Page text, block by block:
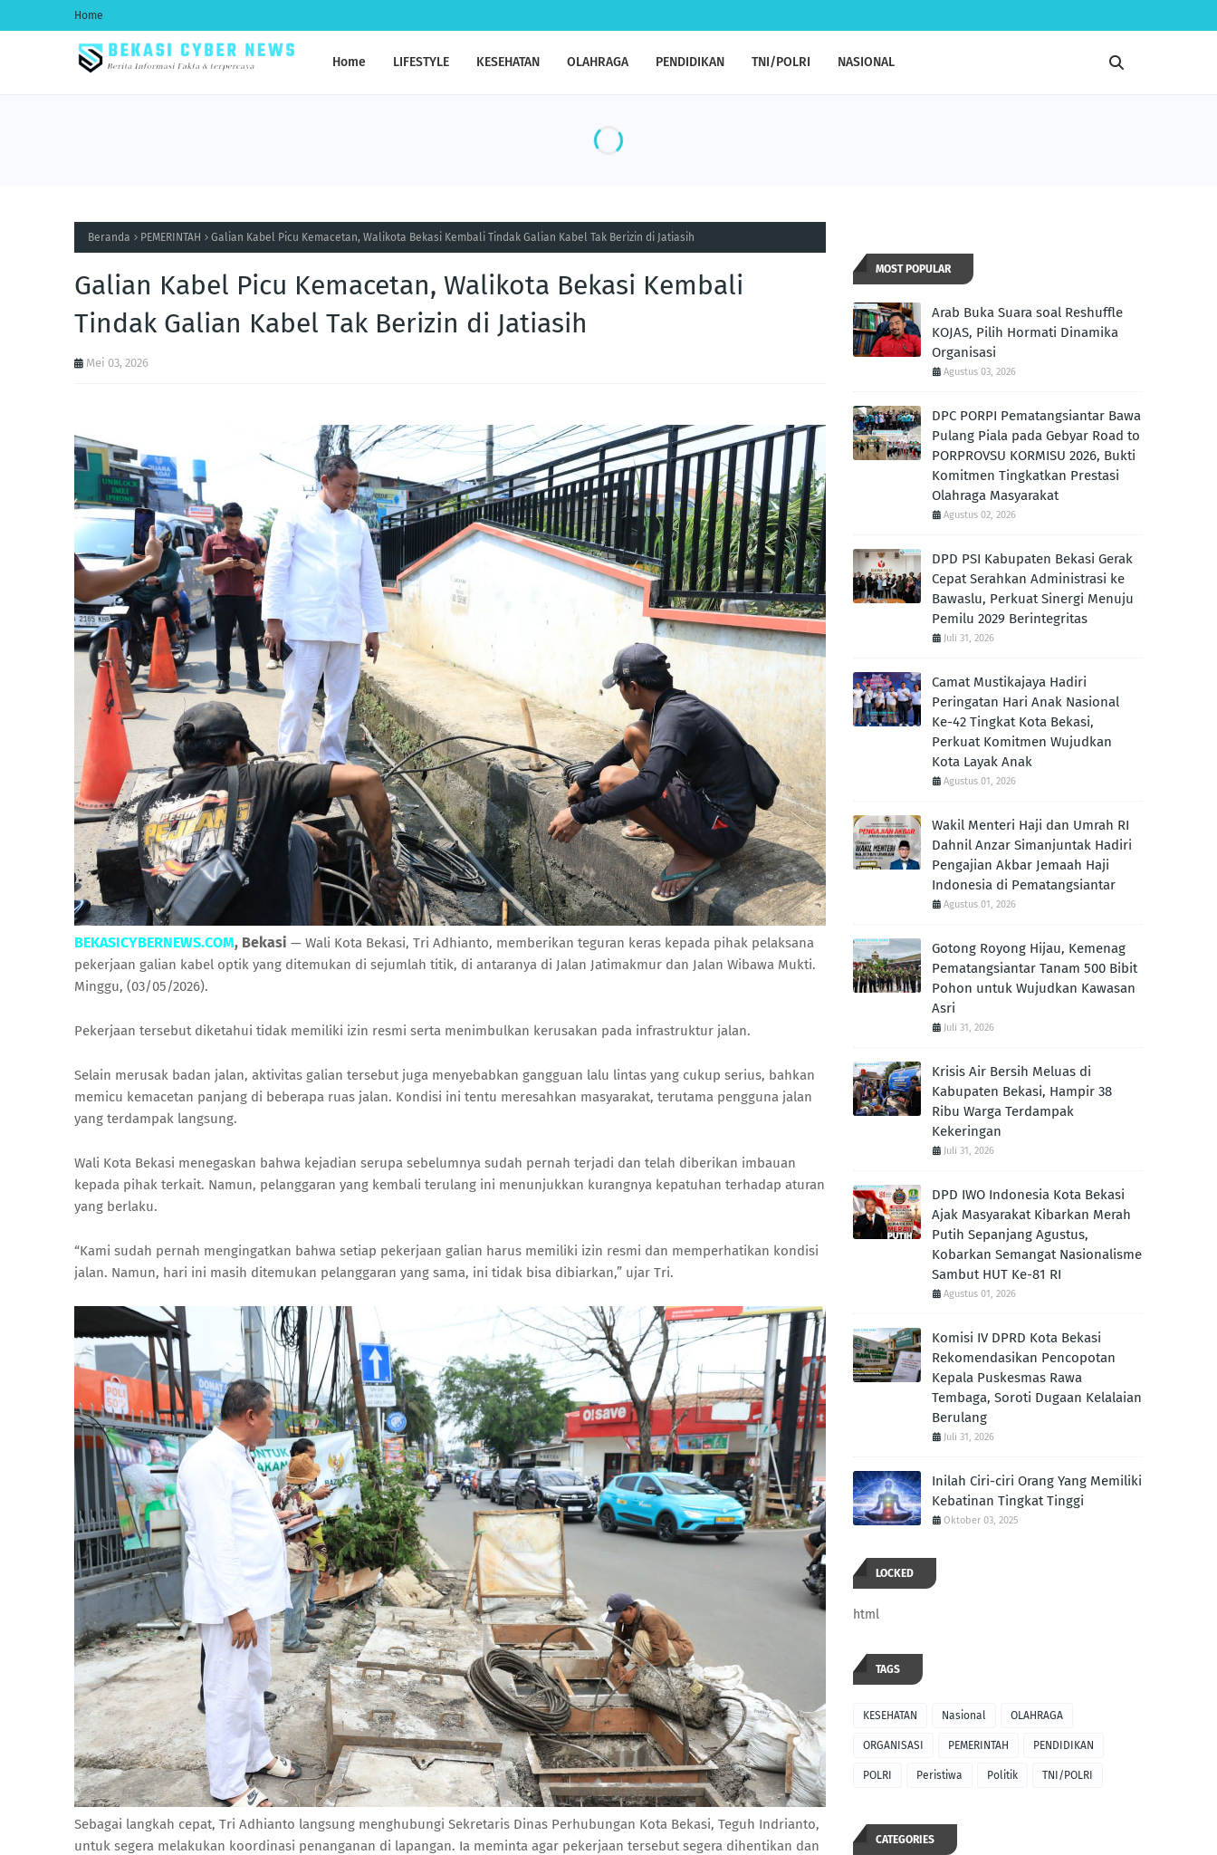
Home
Home LIFESTYLE KESEHATAN OLAHRAGA PENDIDIKAN TNI/POLRI NASIONAL
Beranda PEMERINTAH Galian Kabel Picu Kemacetan, Walikota Bekasi Kembali Tindak Galian Kabel Tak Berizin di Jatiasih
Galian Kabel Picu Kemacetan, Walikota Bekasi Kembali
Tindak Galian Kabel Tak Berizin di Jatiasih
Mei 03, 2026
BEKASICYBERNEWS.COM, Bekasi — Wali Kota Bekasi, Tri Adhianto, memberikan teguran keras kepada pihak pelaksana
pekerjaan galian kabel optik yang ditemukan di sejumlah titik, di antaranya di Jalan Jatimakmur dan Jalan Wibawa Mukti.
Minggu, (03/05/2026).
Pekerjaan tersebut diketahui tidak memiliki izin resmi serta menimbulkan kerusakan pada infrastruktur jalan.
Selain merusak badan jalan, aktivitas galian tersebut juga menyebabkan gangguan lalu lintas yang cukup serius, bahkan
memicu kemacetan panjang di beberapa ruas jalan. Kondisi ini tentu meresahkan masyarakat, terutama pengguna jalan
yang terdampak langsung.
Wali Kota Bekasi menegaskan bahwa kejadian serupa sebelumnya sudah pernah terjadi dan telah diberikan imbauan
kepada pihak terkait. Namun, pelanggaran yang kembali terulang ini menunjukkan kurangnya kepatuhan terhadap aturan
yang berlaku.
“Kami sudah pernah mengingatkan bahwa setiap pekerjaan galian harus memiliki izin resmi dan memperhatikan kondisi
jalan. Namun, hari ini masih ditemukan pelanggaran yang sama, ini tidak bisa dibiarkan,” ujar Tri.
Sebagai langkah cepat, Tri Adhianto langsung menghubungi Sekretaris Dinas Perhubungan Kota Bekasi, Teguh Indrianto,
untuk segera melakukan koordinasi penanganan di lapangan. Ia meminta agar pekerjaan tersebut segera dihentikan dan
MOST POPULAR
Arab Buka Suara soal Reshuffle
KOJAS, Pilih Hormati Dinamika
Organisasi
Agustus 03, 2026
DPC PORPI Pematangsiantar Bawa
Pulang Piala pada Gebyar Road to
PORPROVSU KORMISU 2026, Bukti
Komitmen Tingkatkan Prestasi
Olahraga Masyarakat
Agustus 02, 2026
DPD PSI Kabupaten Bekasi Gerak
Cepat Serahkan Administrasi ke
Bawaslu, Perkuat Sinergi Menuju
Pemilu 2029 Berintegritas
Juli 31, 2026
Camat Mustikajaya Hadiri
Peringatan Hari Anak Nasional
Ke-42 Tingkat Kota Bekasi,
Perkuat Komitmen Wujudkan
Kota Layak Anak
Agustus 01, 2026
Wakil Menteri Haji dan Umrah RI
Dahnil Anzar Simanjuntak Hadiri
Pengajian Akbar Jemaah Haji
Indonesia di Pematangsiantar
Agustus 01, 2026
Gotong Royong Hijau, Kemenag
Pematangsiantar Tanam 500 Bibit
Pohon untuk Wujudkan Kawasan
Asri
Juli 31, 2026
Krisis Air Bersih Meluas di
Kabupaten Bekasi, Hampir 38
Ribu Warga Terdampak
Kekeringan
Juli 31, 2026
DPD IWO Indonesia Kota Bekasi
Ajak Masyarakat Kibarkan Merah
Putih Sepanjang Agustus,
Kobarkan Semangat Nasionalisme
Sambut HUT Ke-81 RI
Agustus 01, 2026
Komisi IV DPRD Kota Bekasi
Rekomendasikan Pencopotan
Kepala Puskesmas Rawa
Tembaga, Soroti Dugaan Kelalaian
Berulang
Juli 31, 2026
Inilah Ciri-ciri Orang Yang Memiliki
Kebatinan Tingkat Tinggi
Oktober 03, 2025
LOCKED
html
TAGS
KESEHATAN Nasional OLAHRAGA
ORGANISASI PEMERINTAH PENDIDIKAN
POLRI Peristiwa Politik TNI/POLRI
CATEGORIES